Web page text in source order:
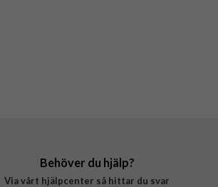
Behöver du hjälp?
Via vårt hjälpcenter så hittar du svar